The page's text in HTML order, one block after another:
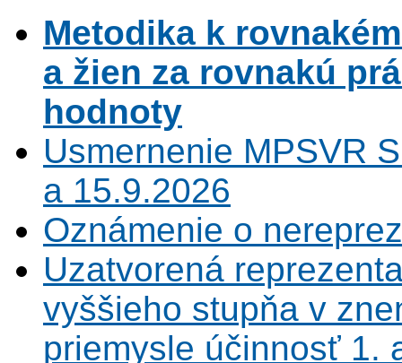
Metodika k
a žien za rovnakú
hodnoty
Usmernenie MPSVR
a 15.9.2026
Oznámenie o
Uzatvorená
vyššieho stupňa v
priemysle účinnosť 1.